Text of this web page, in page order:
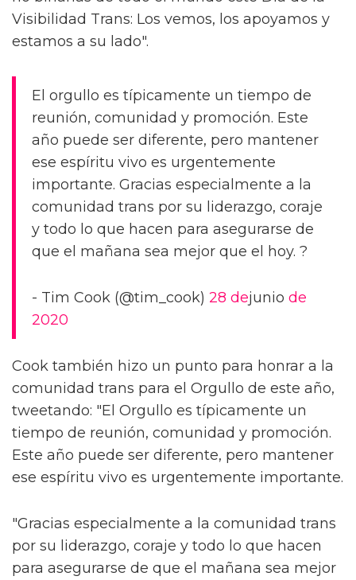
Visibilidad Trans: Los vemos, los apoyamos y
estamos a su lado".
El orgullo es típicamente un tiempo de
reunión, comunidad y promoción. Este
año puede ser diferente, pero mantener
ese espíritu vivo es urgentemente
importante. Gracias especialmente a la
comunidad trans por su liderazgo, coraje
y todo lo que hacen para asegurarse de
que el mañana sea mejor que el hoy. ?
- Tim Cook (@tim_cook) 28 dejunio de
2020
Cook también hizo un punto para honrar a la
comunidad trans para el Orgullo de este año,
tweetando: "El Orgullo es típicamente un
tiempo de reunión, comunidad y promoción.
Este año puede ser diferente, pero mantener
ese espíritu vivo es urgentemente importante.
"Gracias especialmente a la comunidad trans
por su liderazgo, coraje y todo lo que hacen
para asegurarse de que el mañana sea mejor